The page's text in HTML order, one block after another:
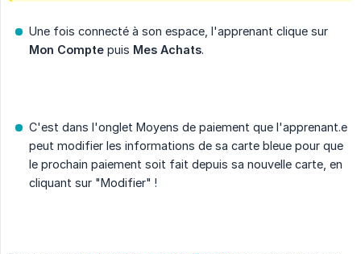
Une fois connecté à son espace, l'apprenant clique sur
Mon Compte puis Mes Achats.
C'est dans l'onglet Moyens de paiement que l'apprenant.e
peut modifier les informations de sa carte bleue pour que
le prochain paiement soit fait depuis sa nouvelle carte, en
cliquant sur "Modifier" !